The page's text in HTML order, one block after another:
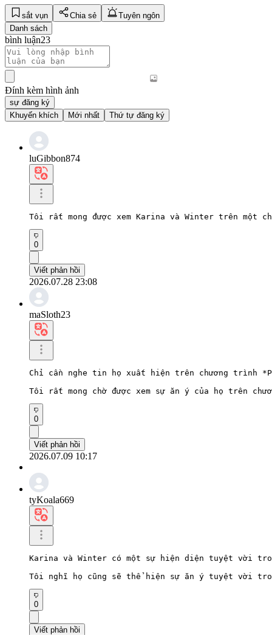
sắt vụn Chia sẻ
Tuyên ngôn
Danh sách
bình luận23
Đính kèm hình ảnh
sự đăng ký
Khuyến khích
Mới nhất Thứ tự đăng ký
luGibbon874
Tôi rất mong được xem Karina và Winter trên một
0
Viết phản hồi
2026.07.28 23:08
maSloth23
Chỉ cần nghe tin họ xuất hiện trên chương trình
Tôi rất mong chờ được xem sự ăn ý của họ trên
0
Viết phản hồi
2026.07.09 10:17
tyKoala669
Karina và Winter có một sự hiện diện tuyệt vời
Tôi nghĩ họ cũng sẽ thể hiện sự ăn ý tuyệt vời
0
Viết phản hồi